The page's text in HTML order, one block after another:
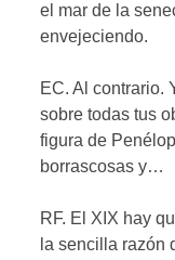
el mar de la
envejeciendo.
EC. Al contrario.
sobre todas tus
figura de
borrascosas y…
RF. El XIX hay
la sencilla razón